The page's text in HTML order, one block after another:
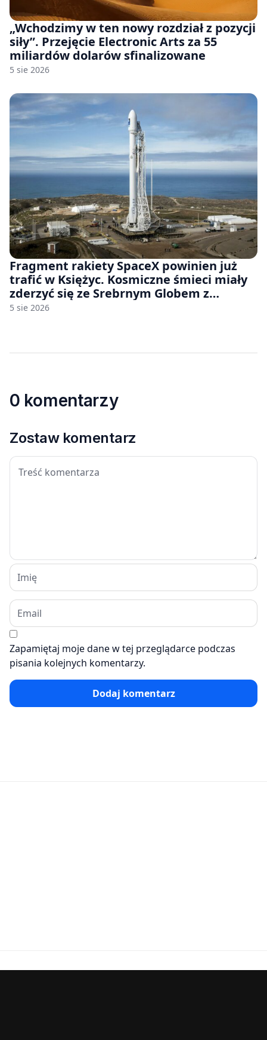
„Wchodzimy w ten nowy rozdział z pozycji
siły”. Przejęcie Electronic Arts za 55
miliardów dolarów sfinalizowane
5 sie 2026
Fragment rakiety SpaceX powinien już
trafić w Księżyc. Kosmiczne śmieci miały
zderzyć się ze Srebrnym Globem z
prędkością 8690 km/h
5 sie 2026
0 komentarzy
Zostaw komentarz
Zapamiętaj moje dane w tej przeglądarce podczas
pisania kolejnych komentarzy.
Dodaj komentarz